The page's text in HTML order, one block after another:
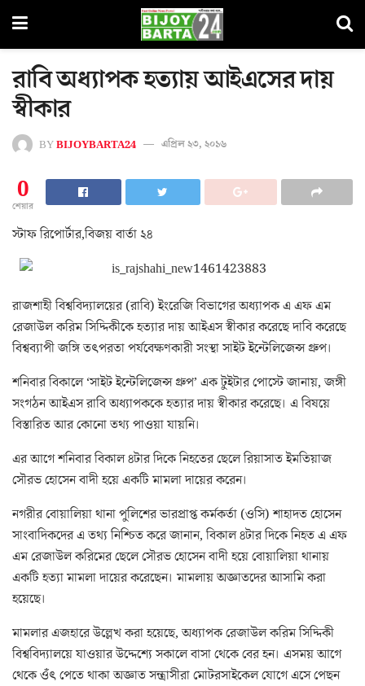
রাবি অধ্যাপক হত্যায় আইএসের দায়
স্বীকার
BYBIJOYBARTA24 এপ্রিল ২৩, ২০১৬
0
শেয়ার
স্টাফ রিপোর্টার,বিজয় বার্তা ২৪
রাজশাহী বিশ্ববিদ্যালয়ের (রাবি) ইংরেজি বিভাগের অধ্যাপক এ এফ এম
রেজাউল করিম সিদ্দিকীকে হত্যার দায় আইএস স্বীকার করেছে দাবি করেছে
বিশ্বব্যাপী জঙ্গি তৎপরতা পর্যবেক্ষণকারী সংস্থা সাইট ইন্টেলিজেন্স গ্রুপ।
শনিবার বিকালে ‘সাইট ইন্টেলিজেন্স গ্রুপ’ এক টুইটার পোস্টে জানায়, জঙ্গী
সংগঠন আইএস রাবি অধ্যাপককে হত্যার দায় স্বীকার করেছে। এ বিষয়ে
বিস্তারিত আর কোনো তথ্য পাওয়া যায়নি।
এর আগে শনিবার বিকাল ৪টার দিকে নিহতের ছেলে রিয়াসাত ইমতিয়াজ
সৌরভ হোসেন বাদী হয়ে একটি মামলা দায়ের করেন।
নগরীর বোয়ালিয়া থানা পুলিশের ভারপ্রাপ্ত কর্মকর্তা (ওসি) শাহাদত হোসেন
সাংবাদিকদের এ তথ্য নিশ্চিত করে জানান, বিকাল ৪টার দিকে নিহত এ এফ
এম রেজাউল করিমের ছেলে সৌরভ হোসেন বাদী হয়ে বোয়ালিয়া থানায়
একটি হত্যা মামলা দায়ের করেছেন। মামলায় অজ্ঞাতদের আসামি করা
হয়েছে।
মামলার এজহারে উল্লেখ করা হয়েছে, অধ্যাপক রেজাউল করিম সিদ্দিকী
বিশ্ববিদ্যালয়ে যাওয়ার উদ্দেশ্যে সকালে বাসা থেকে বের হন। এসময় আগে
থেকে ওঁৎ পেতে থাকা অজ্ঞাত সন্ত্রাসীরা মোটরসাইকেল যোগে এসে পেছন